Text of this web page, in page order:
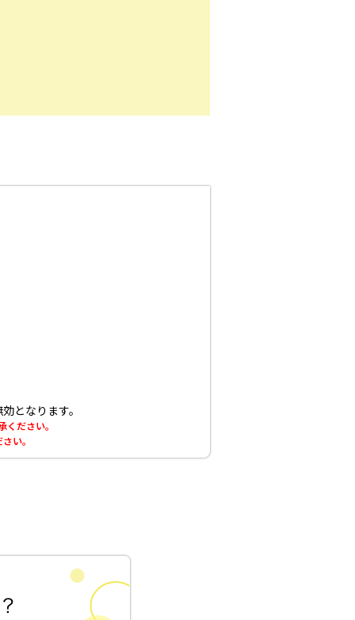
となります。
ださい。
い。